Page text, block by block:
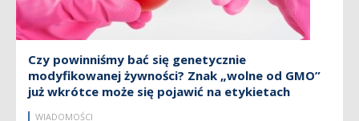
Czy powinniśmy bać się genetycznie
modyfikowanej żywności? Znak „wolne od GMO”
już wkrótce może się pojawić na etykietach
WIADOMOŚCI